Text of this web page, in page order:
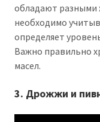
обладают разными
необходимо
определяет
Важно правильно
масел.
3. Дрожжи и